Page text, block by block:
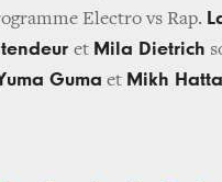
Electro vs Rap.
et Mila Dietrich
Guma et Mikh